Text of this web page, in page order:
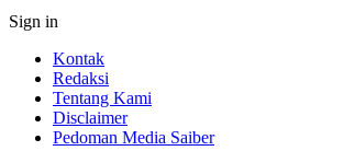
Sign in
Kontak
Redaksi
Tentang Kami
Disclaimer
Pedoman Media Saiber